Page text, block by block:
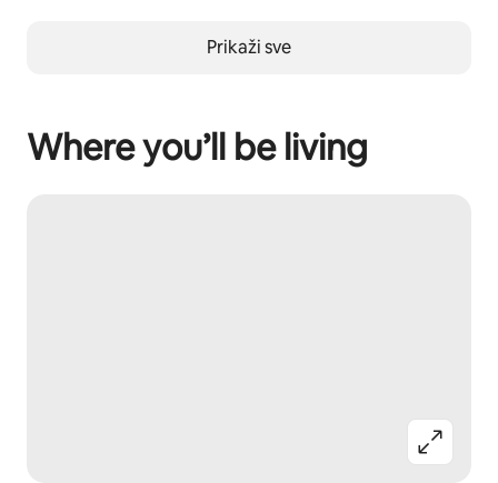
Prikaži sve
Where you’ll be living